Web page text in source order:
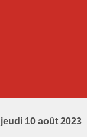
10 août 2023